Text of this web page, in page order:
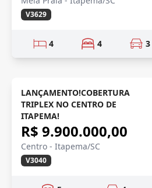
V3629
4 4 3
TRIPLEX
Vídeo
LANÇAMENTO!COBERTURA
TRIPLEX NO CENTRO DE
ITAPEMA!
R$ 9.900.000,00
Centro - Itapema/SC
V3040